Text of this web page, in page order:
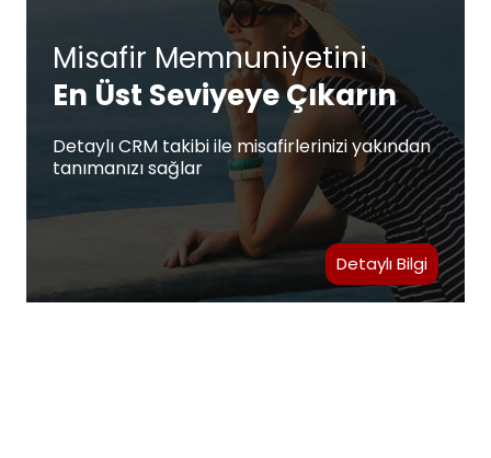
Misafir Memnuniyetini
En Üst Seviyeye Çıkarın
Detaylı CRM takibi ile misafirlerinizi yakından
tanımanızı sağlar
Detaylı Bilgi